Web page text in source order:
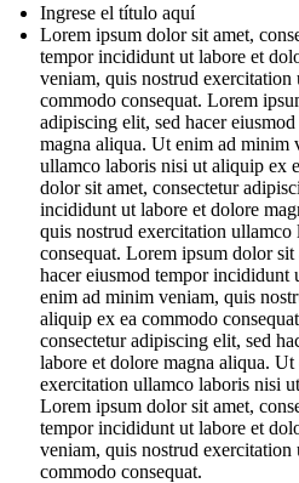
Ingrese el título aquí
Lorem ipsum dolor sit amet,
tempor incididunt ut labore et
veniam, quis nostrud
commodo consequat. Lorem
adipiscing elit, sed hacer
magna aliqua. Ut enim ad minim
ullamco laboris nisi ut aliquip ex
dolor sit amet, consectetur
incididunt ut labore et dolore
quis nostrud exercitation
consequat. Lorem ipsum dolor
hacer eiusmod tempor incididunt
enim ad minim veniam, quis
aliquip ex ea commodo
consectetur adipiscing elit, sed
labore et dolore magna aliqua.
exercitation ullamco laboris nisi
Lorem ipsum dolor sit amet,
tempor incididunt ut labore et
veniam, quis nostrud
commodo consequat.